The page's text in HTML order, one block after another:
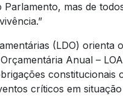
mas de
(LDO)
Anual –
constitucionais
críticos em